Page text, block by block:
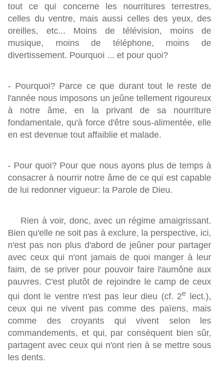
tout ce qui concerne les nourritures terrestres,
celles du ventre, mais aussi celles des yeux, des
oreilles, etc... Moins de télévision, moins de
musique, moins de téléphone, moins de
divertissement. Pourquoi ... et pour quoi?
- Pourquoi? Parce ce que durant tout le reste de
l'année nous imposons un jeûne tellement rigoureux
à notre âme, en la privant de sa nourriture
fondamentale, qu'à force d'être sous-alimentée, elle
en est devenue tout affaiblie et malade.
- Pour quoi? Pour que nous ayons plus de temps à
consacrer à nourrir notre âme de ce qui est capable
de lui redonner vigueur: la Parole de Dieu.
Rien à voir, donc, avec un régime amaigrissant.
Bien qu'elle ne soit pas à exclure, la perspective, ici,
n'est pas non plus d'abord de jeûner pour partager
avec ceux qui n'ont jamais de quoi manger à leur
faim, de se priver pour pouvoir faire l'aumône aux
pauvres. C'est plutôt de rejoindre le camp de ceux
qui dont le ventre n'est pas leur dieu (cf. 2e lect.),
ceux qui ne vivent pas comme des païens, mais
comme des croyants qui vivent selon les
commandements, et qui, par conséquent bien sûr,
partagent avec ceux qui n'ont rien à se mettre sous
les dents.